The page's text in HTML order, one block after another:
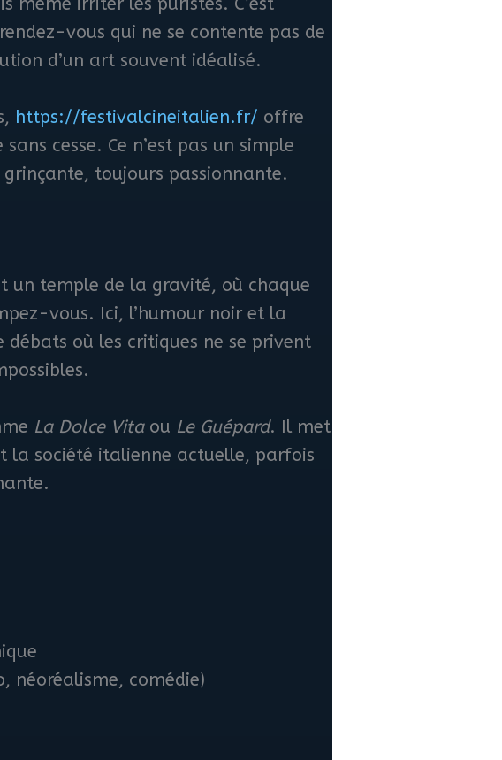
vous qui ne se contente pas de
d’un art souvent idéalisé.
https://festivalcineitalien.fr/ offre
cesse. Ce n’est pas un simple
toujours passionnante.
un temple de la gravité, où chaque
vous. Ici, l’humour noir et la
où les critiques ne se privent
La Dolce Vitaou Le Guépard. Il met
la société italienne actuelle, parfois
néoréalisme, comédie)